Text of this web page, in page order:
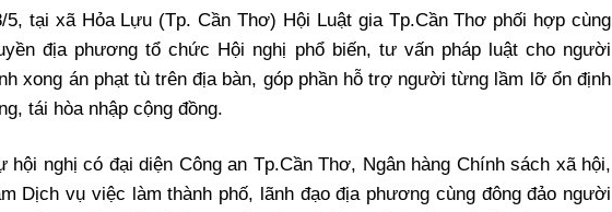
5, tại xã Hỏa Lựu (Tp. Cần Thơ) Hội Luật gia Tp.Cần Thơ phối hợp cùng
địa phương tổ chức Hội nghị phổ biến, tư vấn pháp luật cho người
xong án phạt tù trên địa bàn, góp phần hỗ trợ người từng lầm lỡ ổn định
tái hòa nhập cộng đồng.
hội nghị có đại diện Công an Tp.Cần Thơ, Ngân hàng Chính sách xã hội,
Dịch vụ việc làm thành phố, lãnh đạo địa phương cùng đông đảo người